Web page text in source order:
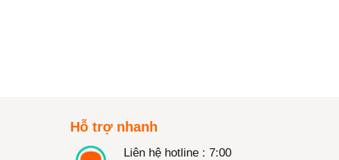
Hỗ trợ nhanh
Liên hệ hotline : 7:00